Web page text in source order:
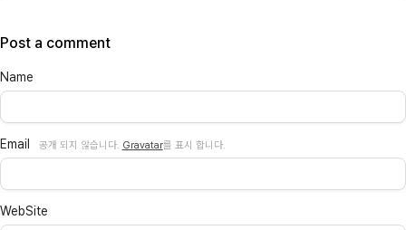
Post a comment
Name
Email 공개 되지 않습니다. Gravatar를 표시 합니다.
WebSite